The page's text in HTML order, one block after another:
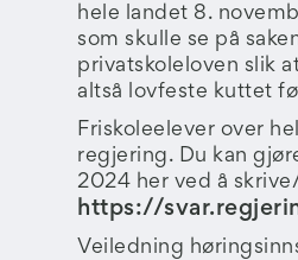
hele landet 8.
som skulle se på
privatskoleloven slik
altså lovfeste kuttet
Friskoleelever over
regjering. Du kan
2024 her ved å
https://
Veiledning